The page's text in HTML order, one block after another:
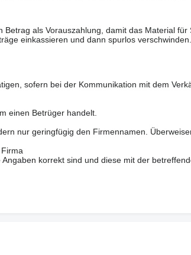
als Vorauszahlung, damit das Material für
einkassieren und dann spurlos verschwinden.
sofern bei der Kommunikation mit dem
einen Betrüger handelt.
nur geringfügig den Firmennamen.
korrekt sind und diese mit der